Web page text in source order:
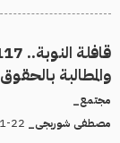
والمطالبة بالحقوق
مجتمع_
مصطفى شوربجى_